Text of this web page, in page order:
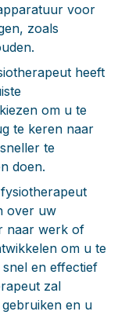
voor
zoals
heeft
om u te
te keren naar
te
doen.
over uw
naar werk of
om u te
en effectief
zal
gebruiken en u